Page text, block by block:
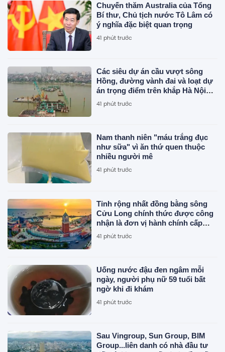
Chuyến thăm Australia của Tổng
Bí thư, Chủ tịch nước Tô Lâm có
ý nghĩa đặc biệt quan trọng
41 phút trước
Các siêu dự án cầu vượt sông
Hồng, đường vành đai và loạt dự
án trọng điểm trên khắp Hà Nội
đang có tiến độ ra sao?
41 phút trước
Nam thanh niên "máu trắng đục
như sữa" vì ăn thứ quen thuộc
nhiều người mê
41 phút trước
Tỉnh rộng nhất đồng bằng sông
Cửu Long chính thức được công
nhận là đơn vị hành chính cấp
tỉnh loại I
41 phút trước
Uống nước đậu đen ngâm mỗi
ngày, người phụ nữ 59 tuổi bất
ngờ khi đi khám
41 phút trước
Sau Vingroup, Sun Group, BIM
Group...liên danh có nhà đầu tư